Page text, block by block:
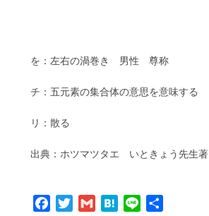
を：左右の渦巻き 男性 尊称
チ：五元素の集合体の意思を意味する
リ：散る
出典：ホツマツタエ いときょう先生著
Facebook
TwitterGmail Hatena
Line